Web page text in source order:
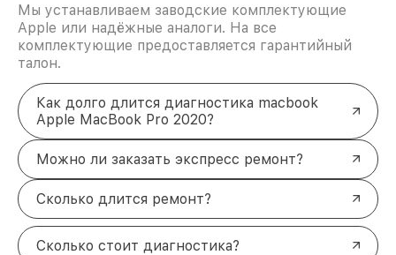
Мы устанавливаем заводские комплектующие
Apple или надёжные аналоги. На все
комплектующие предоставляется гарантийный
талон.
Как долго длится диагностика macbook
Apple MacBook Pro 2020?
Можно ли заказать экспресс ремонт?
Сколько длится ремонт?
Сколько стоит диагностика?